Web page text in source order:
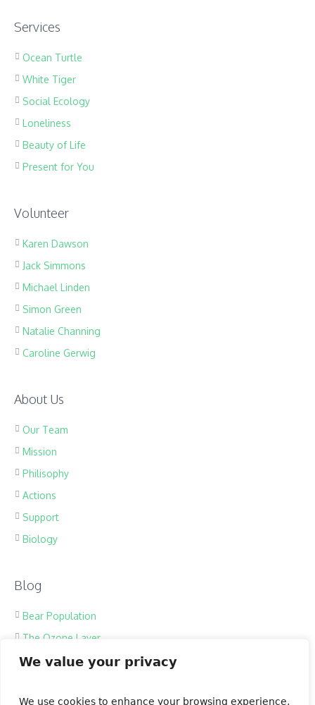
We value your privacy
We use cookies to enhance your browsing experience,
Services
Ocean Turtle
White Tiger
Social Ecology
Loneliness
Beauty of Life
Present for You
Volunteer
Karen Dawson
Jack Simmons
Michael Linden
Simon Green
Natalie Channing
Caroline Gerwig
About Us
Our Team
Mission
Philisophy
Actions
Support
Biology
Blog
Bear Population
The Ozone Layer
Spring Melody